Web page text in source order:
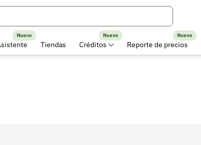
Nuevo
Tiendas Créditos
Nuevo
Reporte de precios
Nuevo